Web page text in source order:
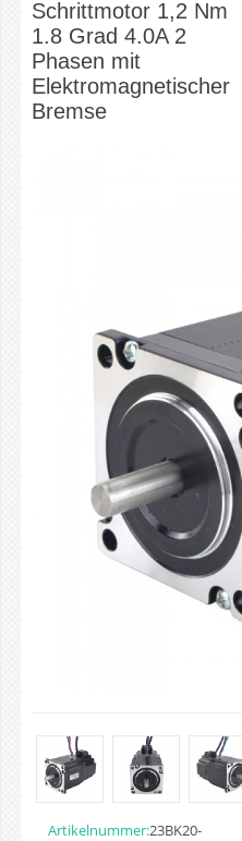
Schrittmotor 1,2 Nm
1.8 Grad 4.0A 2
Phasen mit
Elektromagnetischer
Bremse
Artikelnummer:23BK20-